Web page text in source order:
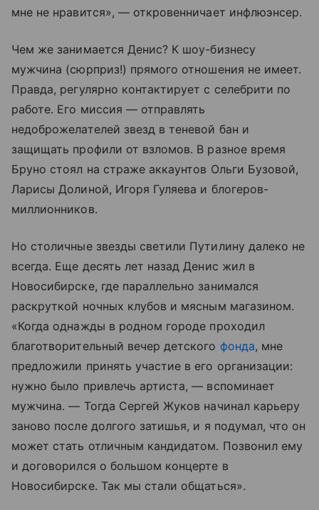
мне не нравится», — откровенничает инфлюэнсер.
Чем же занимается Денис? К шоу-бизнесу
мужчина (сюрприз!) прямого отношения не имеет.
Правда, регулярно контактирует с селебрити по
работе. Его миссия — отправлять
недоброжелателей звезд в теневой бан и
защищать профили от взломов. В разное время
Бруно стоял на страже аккаунтов Ольги Бузовой,
Ларисы Долиной, Игоря Гуляева и блогеров-
миллионников.
Но столичные звезды светили Путилину далеко не
всегда. Еще десять лет назад Денис жил в
Новосибирске, где параллельно занимался
раскруткой ночных клубов и мясным магазином.
«Когда однажды в родном городе проходил
благотворительный вечер детского фонда, мне
предложили принять участие в его организации:
нужно было привлечь артиста, — вспоминает
мужчина. — Тогда Сергей Жуков начинал карьеру
заново после долгого затишья, и я подумал, что он
может стать отличным кандидатом. Позвонил ему
и договорился о большом концерте в
Новосибирске. Так мы стали общаться».